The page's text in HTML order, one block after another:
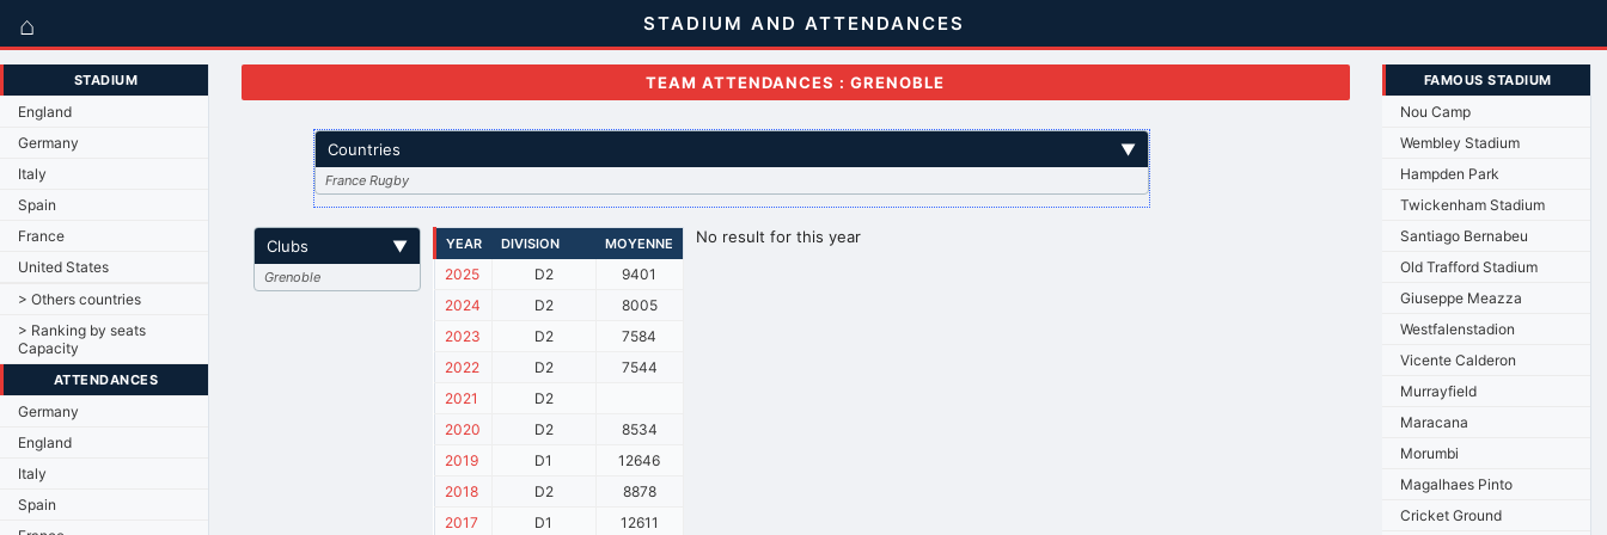
⌂ STADIUM AND ATTENDANCES
STADIUM
England
Germany
Italy
Spain
France
United States
> Others countries
> Ranking by seats
Capacity
ATTENDANCES
Germany
England
Italy
Spain
TEAM ATTENDANCES : GRENOBLE
Countries ▼
France Rugby
Clubs ▼
Grenoble
YEAR DIVISION MOYENNE
2025 D2
9401
2024
D2
8005
2023
D2
7584
2022
D2
7544
2021
D2
2020
D2
8534
2019
D1
12646
2018
D2
8878
2017
D1 12611
No result for this year
FAMOUS STADIUM
Nou Camp
Wembley Stadium
Hampden Park
Twickenham Stadium
Santiago Bernabeu
Old Trafford Stadium
Giuseppe Meazza
Westfalenstadion
Vicente Calderon
Murrayfield
Maracana
Morumbi
Magalhaes Pinto
Cricket Ground